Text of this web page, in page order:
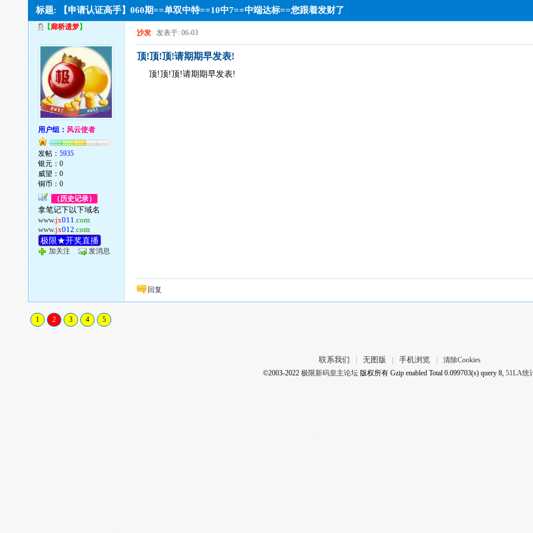
标题: 【申请认证高手】060期==单双中特==10中7==中端达标==您跟着发财了
【廊桥遗梦】
用户组： 风云使者
发帖：5935
银元：0
威望：0
铜币：0
（历史记录）
拿笔记下以下域名
www.jx011.com
www.jx012.com
极限★开奖直播
加关注 发消息
沙发 发表于: 06-03
顶!顶!顶!请期期早发表!
顶!顶!顶!请期期早发表!
回复
1 2 3 4 5
联系我们 无图版 手机浏览
清除Cookies
©2003-2022 极限新码皇主论坛版权所有 Gzip enabled Total 0.099703(s) query 8, 51LA统